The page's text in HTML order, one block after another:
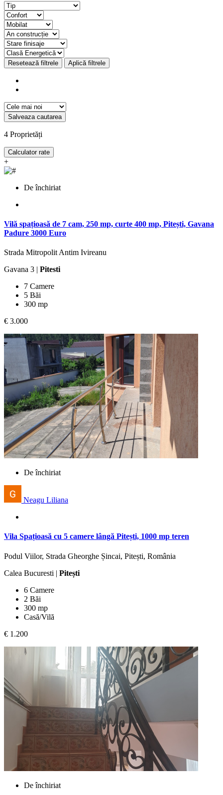
Resetează filtrele Aplică filtrele
Salveaza cautarea
4 Proprietăți
Calculator rate
+
De închiriat
Vilă spațioasă de 7 cam, 250 mp, curte 400 mp, Pitești, Gavana
Padure 3000 Euro
Strada Mitropolit Antim Ivireanu
Gavana 3 | Pitesti
7 Camere
5 Băi
300 mp
€ 3.000
De închiriat
Neagu Liliana
Vila Spațioasă cu 5 camere lângă Pitești, 1000 mp teren
Podul Viilor, Strada Gheorghe Șincai, Pitești, România
Calea Bucuresti | Pitești
6 Camere
2 Băi
300 mp
Casă/Vilă
€ 1.200
De închiriat